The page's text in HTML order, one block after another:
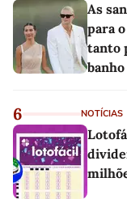
As
para
tanto
6 NOTÍCIAS